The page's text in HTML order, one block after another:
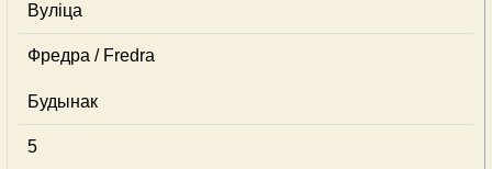
Вуліца
Фредра / Fredra
Будынак
5